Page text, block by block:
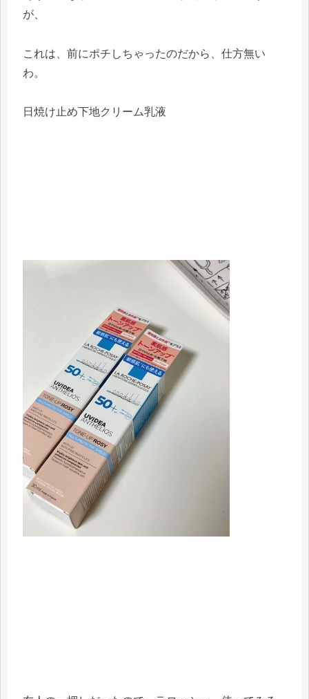
が、
これは、前にポチしちゃったのだから、仕方無い
わ。
日焼け止め下地クリーム乳液